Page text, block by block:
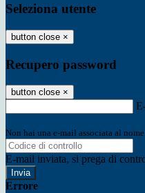
Seleziona utente
button close ×
Recupero password
button close ×
Non hai una e-mail associata al
E-mail inviata, si prega di
Errore